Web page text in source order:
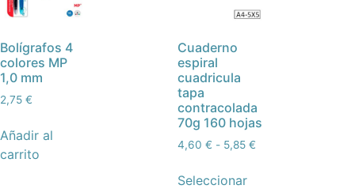
Bolígrafos 4
colores MP
1,0 mm
2,75 €
Añadir al
carrito
Cuaderno
espiral
cuadricula
tapa
contracolada
70g 160 hojas
4,60 € - 5,85 €
Seleccionar